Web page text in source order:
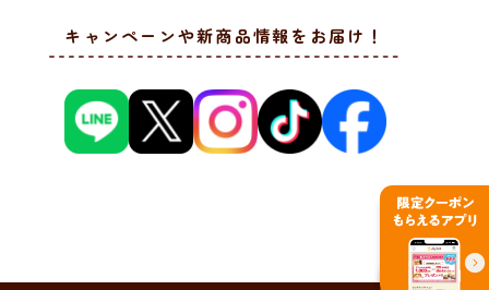
キャンペーンや新商品情報をお届け！